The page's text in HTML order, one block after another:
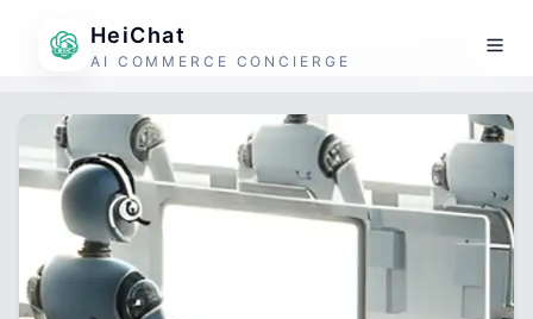
HeiChat
AI COMMERCE CONCIERGE